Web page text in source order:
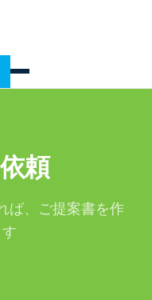
頼
ば、ご提案書を作